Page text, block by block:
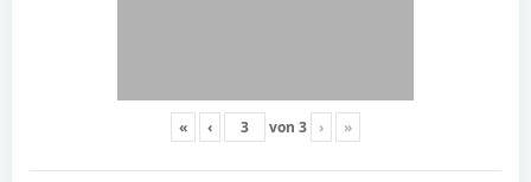
« ‹ von 3 › »